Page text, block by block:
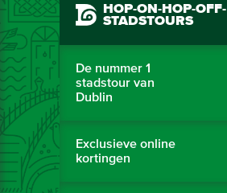
HOP-ON-HOP-OFF-
STADSTOURS
De nummer 1
stadstour van
Dublin
Exclusieve online
kortingen